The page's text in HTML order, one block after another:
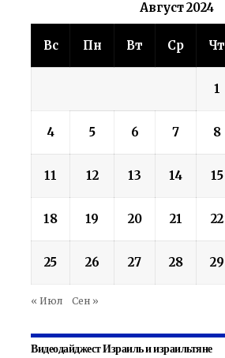
Август 2024
Вс Пн Вт Ср Чт
1
4 5 6 7 8
11 12 13 14 15
18 19 20 21 22
25 26 27 28 29
« Июл Сен »
Видеодайджест Израиль и израильтяне